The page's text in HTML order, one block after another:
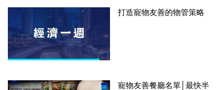
打造寵物友善的物管策略
寵物友善餐廳名單│最快半